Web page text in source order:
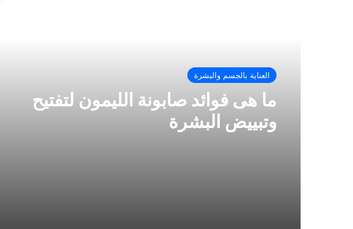
العناية بالجسم والبشرة
ما هى فوائد صابونة الليمون لتفتيح
وتبييض البشرة